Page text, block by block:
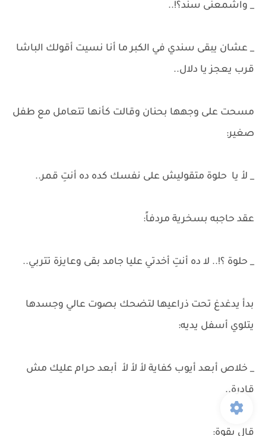
_ واشمعنى سند؟!..
_ عشان يبقى سندي في الكبر ما أنا نسيت أقولك الباشا
قرب يعجز يا دلال..
مسحت على وجهها بحنان وقالت كأنها تتعامل مع طفل
صغير:
_ لأ يا حلوة متقوليش على نفسك كده ده أنتِ قمر..
عقد حاجبه بسخرية مردفاً:
_ حلوة ؟!.. لا ده أنتِ أخدتي عليا جامد بقى وعايزة تتربي..
بدأ يدغدغ تحت ذراعيها لتضحك بصوت عالي وجسدها
يتلوي أسفل يديه:
_ خلاص أبعد أيوب كفاية لأ لأ لأ أبعد حرام عليك مش
قادرة..
قال بقوة: